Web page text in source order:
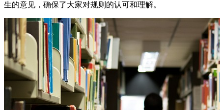
生的意见，确保了大家对规则的认可和理解。